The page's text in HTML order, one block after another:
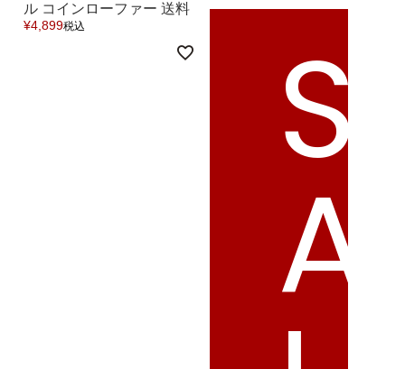
ル コインローファー 送料
無料
¥4,899税込 S
A